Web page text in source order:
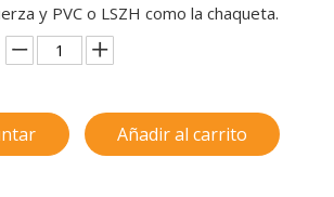
y ​​PVC o LSZH como la chaqueta.
Añadir al carrito